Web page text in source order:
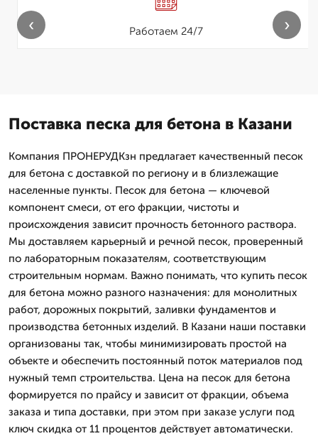
Работаем 24/7
‹ ›
Поставка песка для бетона в Казани
Компания ПРОНЕРУДКзн предлагает качественный песок
для бетона с доставкой по региону и в близлежащие
населенные пункты. Песок для бетона — ключевой
компонент смеси, от его фракции, чистоты и
происхождения зависит прочность бетонного раствора.
Мы доставляем карьерный и речной песок, проверенный
по лабораторным показателям, соответствующим
строительным нормам. Важно понимать, что купить песок
для бетона можно разного назначения: для монолитных
работ, дорожных покрытий, заливки фундаментов и
производства бетонных изделий. В Казани наши поставки
организованы так, чтобы минимизировать простой на
объекте и обеспечить постоянный поток материалов под
нужный темп строительства. Цена на песок для бетона
формируется по прайсу и зависит от фракции, объема
заказа и типа доставки, при этом при заказе услуги под
ключ скидка от 11 процентов действует автоматически.